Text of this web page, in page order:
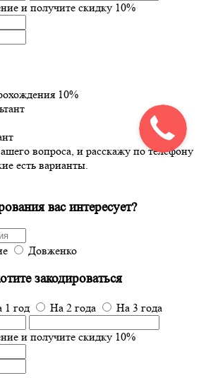
и получите скидку 10%
10%
вопроса, и расскажу по телефону
есть варианты.
вас интересует?
Довженко
закодироваться
1 год На 2 года На 3 года
и получите скидку 10%